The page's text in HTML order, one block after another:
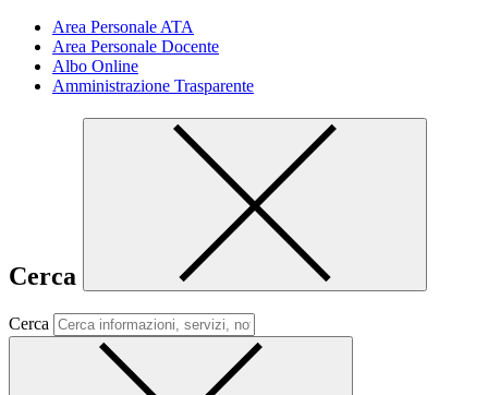
Area Personale ATA
Area Personale Docente
Albo Online
Amministrazione Trasparente
Cerca
Cerca